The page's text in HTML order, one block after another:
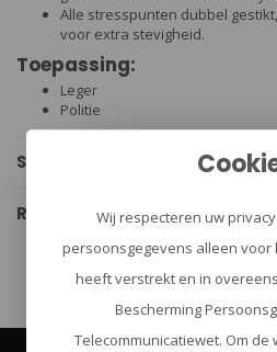
Alle stresspunten dubbel
voor extra stevigheid.
Toepassing:
Leger
Politie
Specificaties
Reviews
Wij respecteren uw
persoonsgegevens alleen voor
heeft verstrekt en in
Bescherming
Telecommunicatiewet. Om